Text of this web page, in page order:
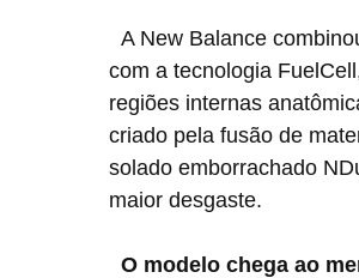
com a tecnologia
regiões internas
criado pela fusão de
solado emborrachado
maior desgaste.
O modelo chega ao